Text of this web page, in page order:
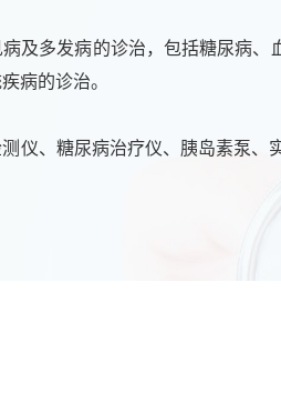
及多发病的诊治，包括糖尿病
病的诊治。
仪、糖尿病治疗仪、胰岛素泵